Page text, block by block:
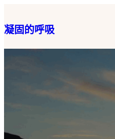
至
主
凝固的呼吸